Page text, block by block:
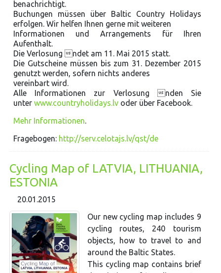
benachrichtigt.
Buchungen müssen über Baltic Country Holidays
erfolgen. Wir helfen Ihnen gerne mit weiteren
Informationen und Arrangements für Ihren
Aufenthalt.
Die Verlosung ndet am 11. Mai 2015 statt.
Die Gutscheine müssen bis zum 31. Dezember 2015
genutzt werden, sofern nichts anderes
vereinbart wird.
Alle Informationen zur Verlosung nden Sie
unterwww.countryholidays.lv oder über Facebook.
Mehr Informationen.
Fragebogen: http://serv.celotajs.lv/qst/de
Cycling Map of LATVIA, LITHUANIA,
ESTONIA
20.01.2015
Our new cycling map includes 9
cycling routes, 240 tourism
objects, how to travel to and
around the Baltic States.
This cycling map contains brief